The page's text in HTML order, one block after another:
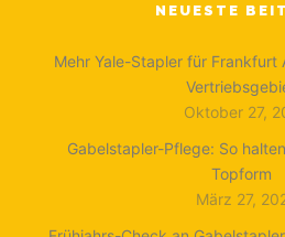
NEUESTE
Mehr Yale-Stapler für
Oktober 27,
Gabelstapler-Pflege: So
Topform
März 27,